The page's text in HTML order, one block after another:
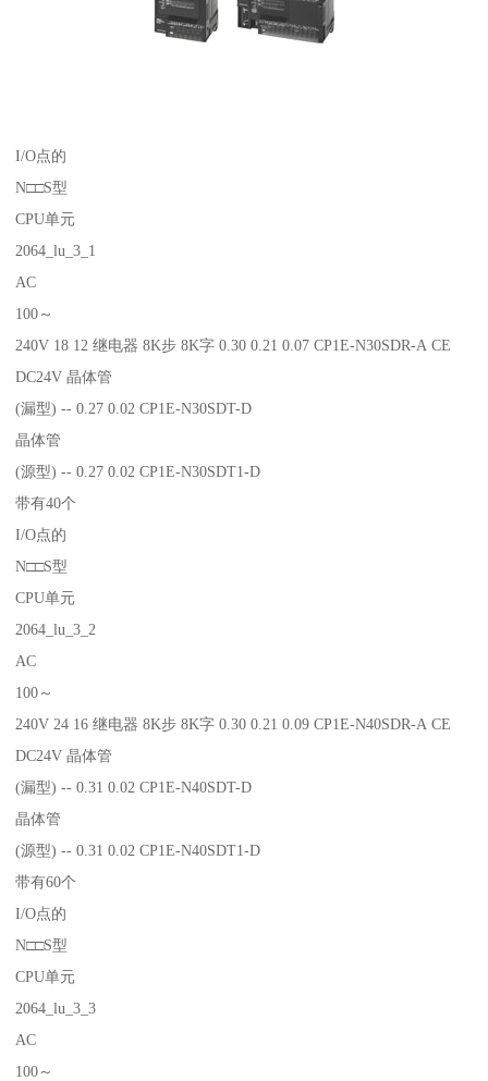
I/O点的
N□□S型
CPU单元
2064_lu_3_1
AC
100～
240V 18 12 继电器 8K步 8K字 0.30 0.21 0.07 CP1E-N30SDR-A CE
DC24V 晶体管
(漏型) -- 0.27 0.02 CP1E-N30SDT-D
晶体管
(源型) -- 0.27 0.02 CP1E-N30SDT1-D
带有40个
I/O点的
N□□S型
CPU单元
2064_lu_3_2
AC
100～
240V 24 16 继电器 8K步 8K字 0.30 0.21 0.09 CP1E-N40SDR-A CE
DC24V 晶体管
(漏型) -- 0.31 0.02 CP1E-N40SDT-D
晶体管
(源型) -- 0.31 0.02 CP1E-N40SDT1-D
带有60个
I/O点的
N□□S型
CPU单元
2064_lu_3_3
AC
100～